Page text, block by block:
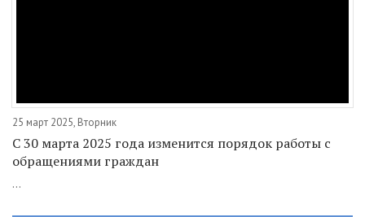
25 март 2025, Вторник
С 30 марта 2025 года изменится порядок работы с
обращениями граждан
...